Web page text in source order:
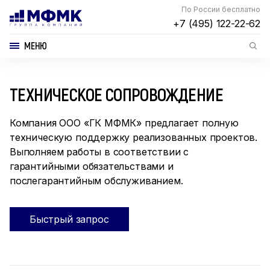
По России бесплатно
+7 (495) 122-22-62
МЕНЮ
ТЕХНИЧЕСКОЕ СОПРОВОЖДЕНИЕ
Компания ООО «ГК МФМК» предлагает полную
техническую поддержку реализованных проектов.
Выполняем работы в соответствии с
гарантийными обязательствами и
послегарантийным обслуживанием.
Быстрый запрос